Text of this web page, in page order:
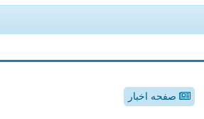
صفحه اخبار